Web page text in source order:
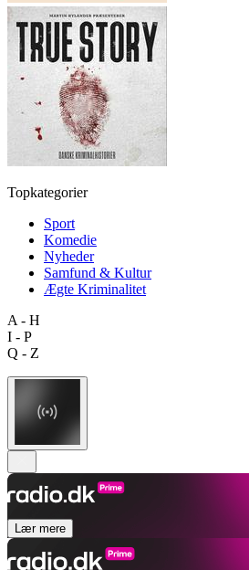
Topkategorier
Sport
Komedie
Nyheder
Samfund & Kultur
Ægte Kriminalitet
A - H
I - P
Q - Z
Lær mere